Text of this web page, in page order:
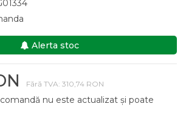
Alerta stoc
Fără TVA: 310,74 RON
nu este actualizat și poate